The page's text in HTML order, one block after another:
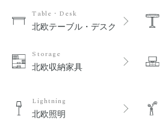
Table・Desk
北欧テーブル・デスク
Storage
北欧収納家具
Lightning
北欧照明